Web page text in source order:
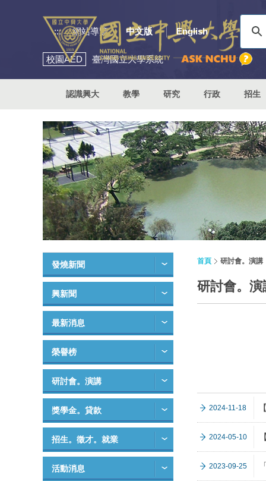
::: 網站導覽 中文版 English
校園AED 臺灣國立大學系統
認識興大 教學 研究 行政 招生
發燒新聞
興新聞
最新消息
榮譽榜
研討會。演講
獎學金。貸款
招生。徵才。就業
活動消息
首頁 研討會。演講
研討會。演
2024-11-18
2024-05-10
2023-09-25